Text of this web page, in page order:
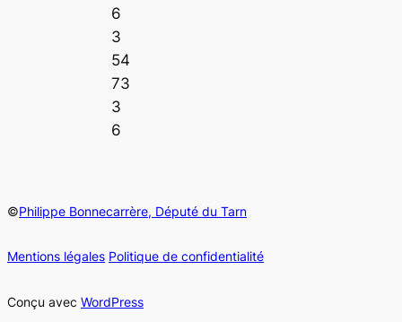
6
3
54
73
3
6
©Philippe Bonnecarrère, Député du Tarn
Mentions légales Politique de confidentialité
Conçu avec WordPress